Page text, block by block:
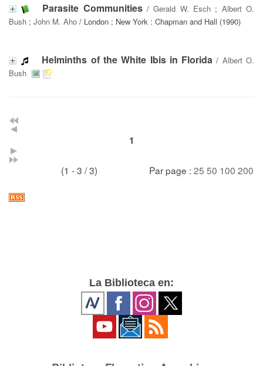
Parasite Communities/Gerald W. Esch ; Albert O.
Bush ; John M. Aho / London ; New York : Chapman and Hall (1990)
Helminths of the White Ibis in Florida / Albert O.
Bush
1
(1 - 3 / 3) Par page : 25 50 100 200
La Biblioteca en: